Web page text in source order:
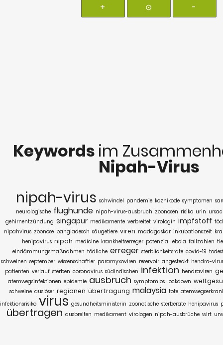
+ ⊙ -
Keywords im
Nipah-Virus
nipah-virus schwindel pandemie kozhikode symptomen
neurologische flughunde nipah-virus-ausbruch zoonosen risiko urin
gehirnentzündung singapur medikamente verbreitet virologin impfstoff
nipahvirus zoonose bangladesch säugetiere viren madagaskar inkubationszeit
henipavirus nipah medicine krankheitserreger potenzial ebola fallzahlen
eindämmungsmaßnahmen tödliche erreger sterblichkeitsrate covid-19
schweinen september wissenschaftler paramyxoviren reservoir angesteckt hendra-
patienten verlauf sterben coronavirus südindischen infektion hendraviren
atemwegsinfektionen epidemie ausbruch symptomlos lockdown
schweine auslöser regionen übertragung malaysia tote
infektionsrisiko virus gesundheitsministerin zoonotische sterberate henipavirus
übertragen ausbreiten medikament virologen nipah-ausbrüche wirt